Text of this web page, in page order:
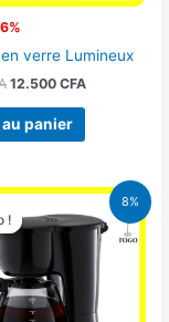
verre Lumineux
12.500 CFA
panier
8%
!!
Le
prix
initial
25.000 CFA.
Le
prix
actuel
est :
23.000 CFA.